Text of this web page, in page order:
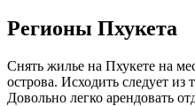
Регионы Пхукета
Снять жилье на Пхукете на
острова. Исходить следует
Довольно легко арендовать